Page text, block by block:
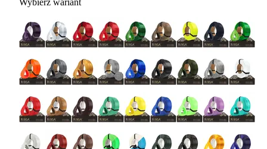
Wybierz wariant